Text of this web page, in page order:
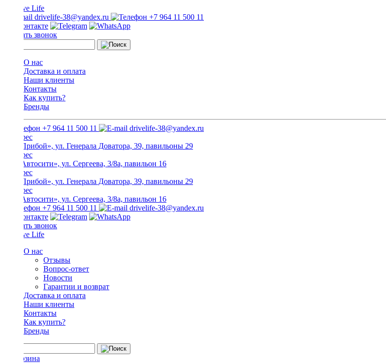
drivelife-38@yandex.ru +7 964 11 500 11
Заказать звонок
О нас
Доставка и оплата
Наши клиенты
Контакты
Как купить?
Бренды
+7 964 11 500 11 drivelife-38@yandex.ru
ТЦ «Прибой», ул. Генерала Доватора, 39, павильоны 29
ТЦ «Автосити», ул. Сергеева, 3/8а, павильон 16
ТЦ «Прибой», ул. Генерала Доватора, 39, павильоны 29
ТЦ «Автосити», ул. Сергеева, 3/8а, павильон 16
+7 964 11 500 11
drivelife-38@yandex.ru
Заказать звонок
О нас
Отзывы
Вопрос-ответ
Новости
Гарантии и возврат
Доставка и оплата
Наши клиенты
Контакты
Как купить?
Бренды